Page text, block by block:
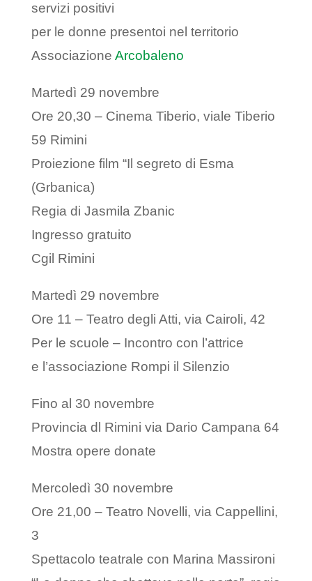
servizi positivi
per le donne presentoi nel territorio
Associazione Arcobaleno
Martedì 29 novembre
Ore 20,30 – Cinema Tiberio, viale Tiberio
59 Rimini
Proiezione film “Il segreto di Esma
(Grbanica)
Regia di Jasmila Zbanic
Ingresso gratuito
Cgil Rimini
Martedì 29 novembre
Ore 11 – Teatro degli Atti, via Cairoli, 42
Per le scuole – Incontro con l’attrice
e l’associazione Rompi il Silenzio
Fino al 30 novembre
Provincia dl Rimini via Dario Campana 64
Mostra opere donate
Mercoledì 30 novembre
Ore 21,00 – Teatro Novelli, via Cappellini,
3
Spettacolo teatrale con Marina Massironi